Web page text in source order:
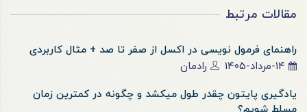
مقالات مرتبط
راهنمای فرمول نویسی در اکسل از صفر تا صد + مثال کاربردی
14-مرداد-1405
رادمان
یادگیری پایتون چقدر طول میکشد و چگونه در کمترین زمان